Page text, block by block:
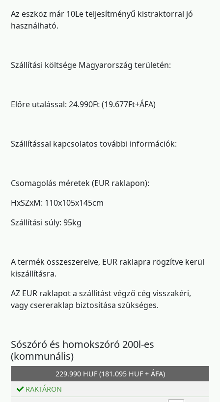
Az eszköz már 10Le teljesítményű kistraktorral jó
használható.
Szállítási költsége Magyarország területén:
Előre utalással: 24.990Ft (19.677Ft+ÁFA)
Szállítással kapcsolatos további információk:
Csomagolás méretek (EUR raklapon):
HxSZxM: 110x105x145cm
Szállítási súly: 95kg
A termék összeszerelve, EUR raklapra rögzítve kerül
kiszállításra.
AZ EUR raklapot a szállítást végző cég visszakéri,
vagy csereraklap biztosítása szükséges.
Sószóró és homokszóró 200l-es
(kommunális)
229.990 HUF (181.095 HUF + ÁFA)
RAKTÁRON
Kosárba